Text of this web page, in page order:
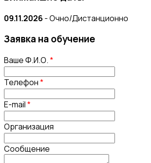
09.11.2026 - Очно/Дистанционно
Заявка на обучение
Ваше Ф.И.О.*
Телефон*
E-mail*
Организация
Сообщение